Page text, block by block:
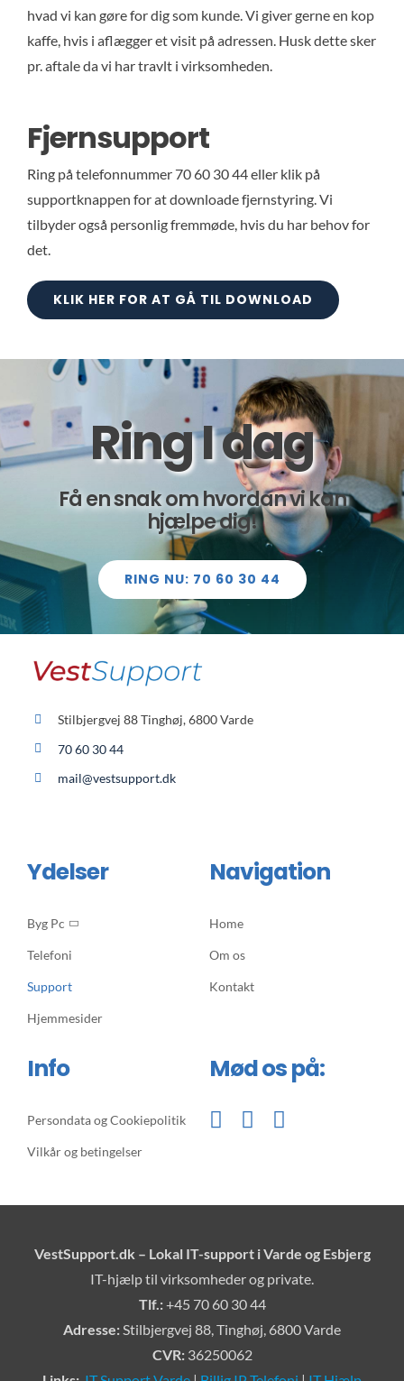
hvad vi kan gøre for dig som kunde. Vi giver gerne en kop
kaffe, hvis i aflægger et visit på adressen. Husk dette sker
pr. aftale da vi har travlt i virksomheden.
Fjernsupport
Ring på telefonnummer 70 60 30 44 eller klik på
supportknappen for at downloade fjernstyring. Vi
tilbyder også personlig fremmøde, hvis du har behov for
det.
KLIK HER FOR AT GÅ TIL DOWNLOAD
Ring I dag
Få en snak om hvordan vi kan
hjælpe dig!
RING NU: 70 60 30 44
Stilbjergvej 88 Tinghøj, 6800 Varde
70 60 30 44
mail@vestsupport.dk
Ydelser
Byg Pc
Telefoni
Support
Hjemmesider
Navigation
Home
Om os
Kontakt
Info
Persondata og Cookiepolitik
Vilkår og betingelser
Mød os på:
VestSupport.dk – Lokal IT-support i Varde og Esbjerg
IT-hjælp til virksomheder og private.
Tlf.:+45 70 60 30 44
Adresse:Stilbjergvej 88, Tinghøj, 6800 Varde
CVR:36250062